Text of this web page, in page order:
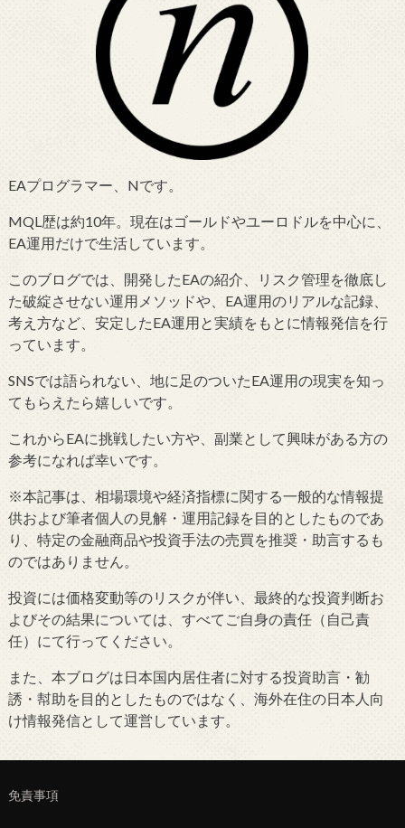
EAプログラマー、Nです。
MQL歴は約10年。現在はゴールドやユーロドルを中心に、
EA運用だけで生活しています。
このブログでは、開発したEAの紹介、リスク管理を徹底し
た破綻させない運用メソッドや、EA運用のリアルな記録、
考え方など、安定したEA運用と実績をもとに情報発信を行
っています。
SNSでは語られない、地に足のついたEA運用の現実を知っ
てもらえたら嬉しいです。
これからEAに挑戦したい方や、副業として興味がある方の
参考になれば幸いです。
※本記事は、相場環境や経済指標に関する一般的な情報提
供および筆者個人の見解・運用記録を目的としたものであ
り、特定の金融商品や投資手法の売買を推奨・助言するも
のではありません。
投資には価格変動等のリスクが伴い、最終的な投資判断お
よびその結果については、すべてご自身の責任（自己責
任）にて行ってください。
また、本ブログは日本国内居住者に対する投資助言・勧
誘・幇助を目的としたものではなく、海外在住の日本人向
け情報発信として運営しています。
免責事項